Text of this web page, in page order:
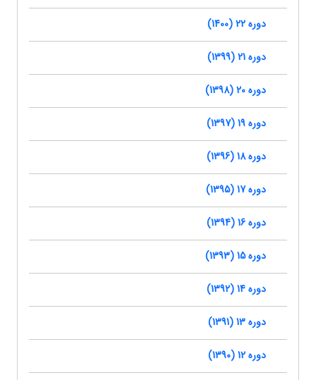
دوره 22 (1400)
دوره 21 (1399)
دوره 20 (1398)
دوره 19 (1397)
دوره 18 (1396)
دوره 17 (1395)
دوره 16 (1394)
دوره 15 (1393)
دوره 14 (1392)
دوره 13 (1391)
دوره 12 (1390)